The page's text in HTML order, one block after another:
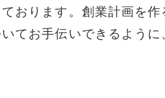
おります。創業計画を
てお手伝いできるよう